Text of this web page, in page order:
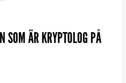
SOM ÄR KRYPTOLOG PÅ